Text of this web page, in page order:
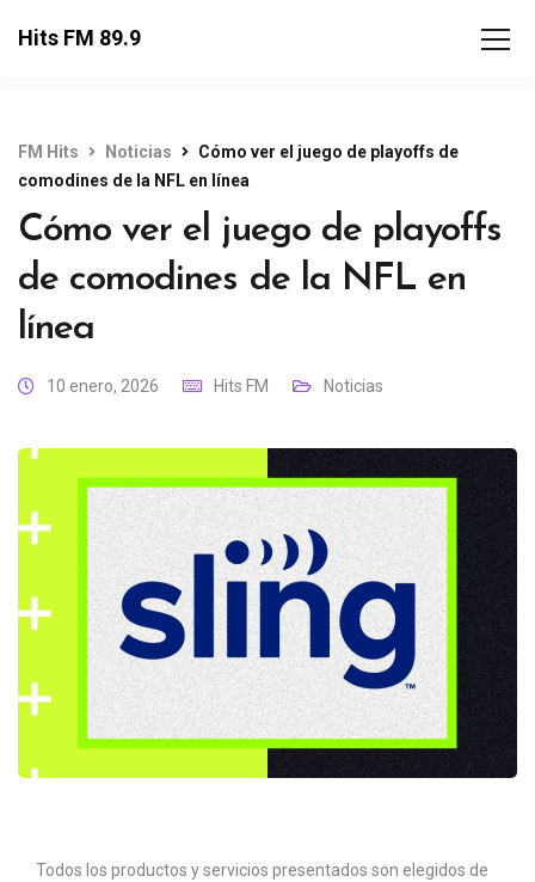
Hits FM 89.9
FM Hits Noticias
Cómo ver el juego de playoffs de
comodines de la NFL en línea
Cómo ver el juego de playoffs
de comodines de la NFL en
línea
10 enero, 2026 Hits FM Noticias
Todos los productos y servicios presentados son elegidos de